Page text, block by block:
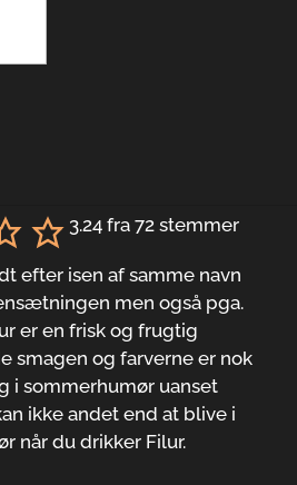
3.24 fra72 stemmer
efter isen af samme navn
men også pga.
er en frisk og frugtig
smagen og farverne er nok
i sommerhumør uanset
ikke andet end at blive i
når du drikker Filur.